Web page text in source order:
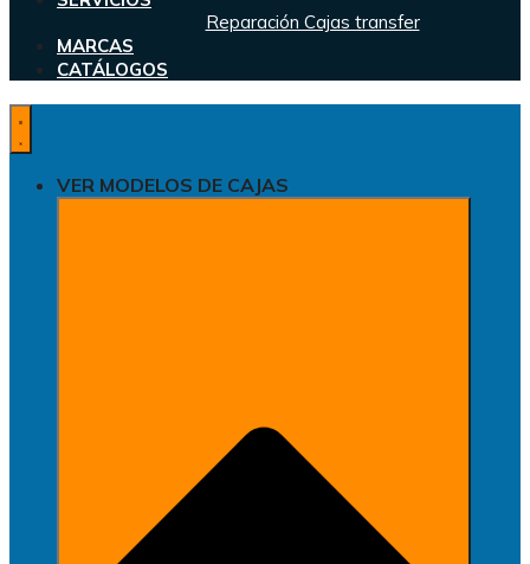
Reparación Cajas transfer
MARCAS
CATÁLOGOS
VER MODELOS DE CAJAS